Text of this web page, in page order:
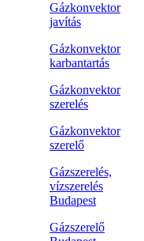
Gázkonvektor
javítás
Gázkonvektor
karbantartás
Gázkonvektor
szerelés
Gázkonvektor
szerelő
Gázszerelés,
vízszerelés
Budapest
Gázszerelő